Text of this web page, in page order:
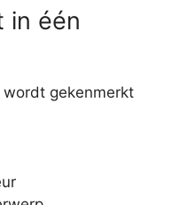
in één
gekenmerkt